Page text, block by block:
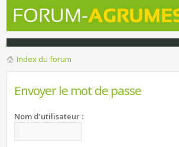
Index du forum
Envoyer le mot de passe
Nom d’utilisateur :